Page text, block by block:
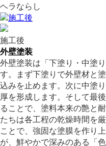
ヘラならし
施工後
外壁塗装
外壁塗装は「下塗り・中塗
す。まず下塗りで外壁材と
込みを止めます。次に中塗
厚を形成します。そして最
ることで、塗料本来の艶と
たちは各工程の乾燥時間を
ことで、強固な塗膜を作り
が、鮮やかで深みのある「